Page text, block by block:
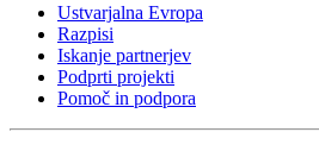
Ustvarjalna Evropa
Razpisi
Iskanje partnerjev
Podprti projekti
Pomoč in podpora